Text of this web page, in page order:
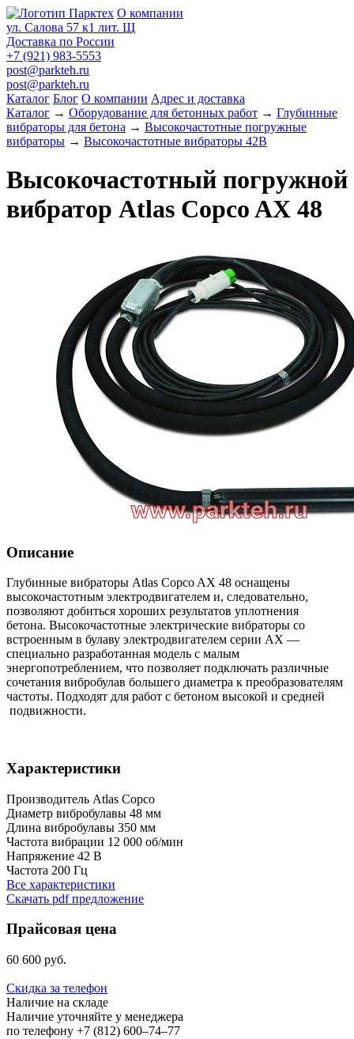
О компании
ул. Салова 57 к1 лит. Щ
Доставка по России
+7 (921) 983-5553
post@parkteh.ru
post@parkteh.ru
Каталог Блог О компании Адрес и доставка
Каталог → Оборудование для бетонных работ → Глубинные
вибраторы для бетона → Высокочастотные погружные
вибраторы → Высокочастотные вибраторы 42В
Высокочастотный погружной
вибратор Atlas Copco AX 48
Описание
Глубинные вибраторы Atlas Copco AX 48 оснащены
высокочастотным электродвигателем и, следовательно,
позволяют добиться хороших результатов уплотнения
бетона. Высокочастотные электрические вибраторы со
встроенным в булаву электродвигателем серии AX —
специально разработанная модель с малым
энергопотреблением, что позволяет подключать различные
сочетания вибробулав большего диаметра к преобразователям
частоты. Подходят для работ с бетоном высокой и средней
подвижности.
Характеристики
Производитель Atlas Copco
Диаметр вибробулавы 48 мм
Длина вибробулавы 350 мм
Частота вибрации 12 000 об/мин
Напряжение 42 В
Частота 200 Гц
Все характеристики
Скачать pdf предложение
Прайсовая цена
60 600 руб.
Скидка за телефон
Наличие на складе
Наличие уточняйте у менеджера
по телефону +7 (812) 600–74–77